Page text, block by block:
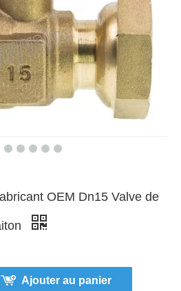
OEM Dn15 Valve de
Ajouter au panier